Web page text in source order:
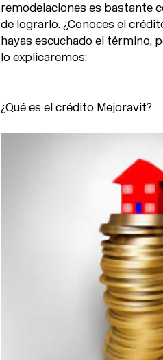
remodelaciones es bastante
de lograrlo. ¿Conoces el
hayas escuchado el término,
lo explicaremos:
¿Qué es el crédito Mejoravit?